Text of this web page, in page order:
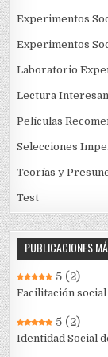
Experimentos
Experimentos
Laboratorio
Lectura
Películas
Selecciones
Teorías y
Test
PUBLICACIONES
5 (2)
Facilitación
5 (2)
Identidad Social